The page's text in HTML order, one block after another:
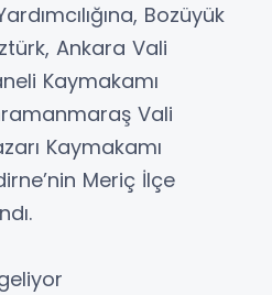
Bozüyük
Ankara Vali
Kaymakamı
Vali
Kaymakamı
Meriç İlçe